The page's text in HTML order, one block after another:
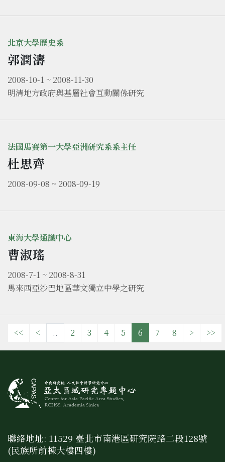
北京大學歷史系
郭潤濤
2008-10-1 ~ 2008-11-30
明清地方政府與基層社會互動關係研究
法國馬賽第一大學亞洲研究系系主任
杜思齊
2008-09-08 ~ 2008-09-19
東海大學通識中心
曹淑瑤
2008-7-1 ~ 2008-8-31
馬來西亞沙巴地區華文獨立中學之研究
<< < .. 2 3 4 5 6 7 8 > >>
聯絡地址: 11529 臺北市南港區研究院路二段128號
(民族所前棟大樓四樓)